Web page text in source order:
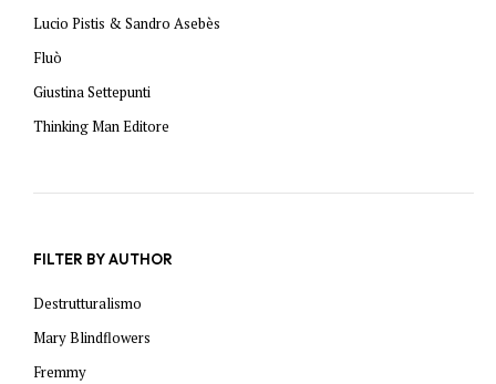
Lucio Pistis & Sandro Asebès
Fluò
Giustina Settepunti
Thinking Man Editore
FILTER BY AUTHOR
Destrutturalismo
Mary Blindflowers
Fremmy